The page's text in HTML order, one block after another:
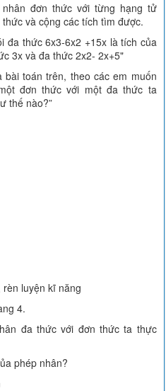
đơn thức với từng hạng tử
thức và cộng các tích tìm được.
đa thức 6x3-6x2 +15x là tích của
3x và đa thức 2x2- 2x+5"
bài toán trên, theo các em muốn
đơn thức với một đa thức ta
thế nào?”
luyện kĩ năng
4.
đa thức với đơn thức ta thực
phép nhân?